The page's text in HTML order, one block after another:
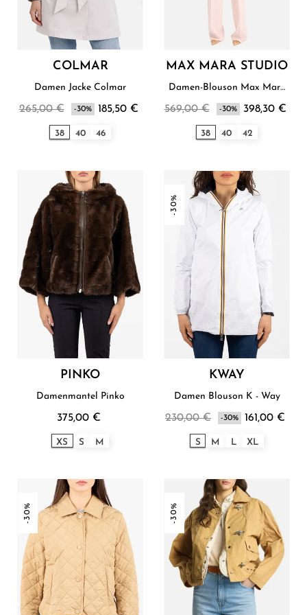
COLMAR
Damen Jacke Colmar
265,00 € -30% 185,50 €
38 40 46
MAX MARA STUDIO
Damen-Blouson Max Mara
569,00 € -30% 398,30 €
38 40 42
PINKO
Damenmantel Pinko
375,00 €
XS S M
-30%
KWAY
Damen Blouson K - Way
230,00 € -30% 161,00 €
S M L XL
-30% -30%